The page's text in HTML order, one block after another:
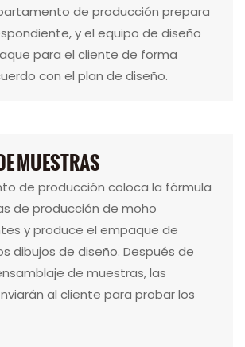
de producción prepara
y el equipo de diseño
para el cliente de forma
con el plan de diseño.
MUESTRAS
de producción coloca la fórmula
de producción de moho
y produce el empaque de
dibujos de diseño. Después de
de muestras, las
al cliente para probar los